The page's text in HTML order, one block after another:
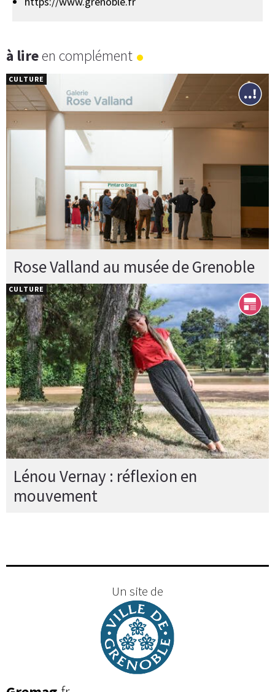
à lireen complément
Rose Valland au musée de Grenoble
CULTURE
Lénou Vernay : réflexion en
mouvement
CULTURE
Un site de